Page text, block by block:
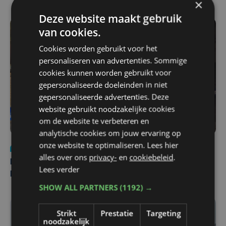
Nieuws
di 4 augustus | 09:32
Man en vrouw dood aangetroffen in woning in Sint-
Pieters Brugge
×
Deze website maakt gebruik
van cookies.
Cookies worden gebruikt voor het
personaliseren van advertenties. Sommige
cookies kunnen worden gebruikt voor
gepersonaliseerde doeleinden in niet
gepersonaliseerde advertenties. Deze
website gebruikt noodzakelijke cookies
om de website te verbeteren en
analytische cookies om jouw ervaring op
onze website te optimaliseren. Lees hier
alles over ons privacy- en cookiebeleid.
Lees verder
SHOW ALL PARTNERS(1192) →
Strikt
noodzakelijk
Prestatie Targeting